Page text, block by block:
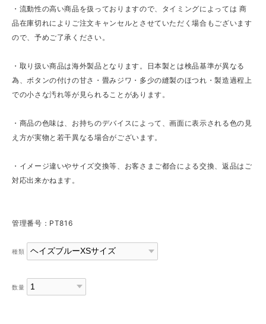
・流動性の高い商品を扱っておりますので、タイミングによっては 商
品在庫切れによりご注文キャンセルとさせていただく場合もございます
ので、予めご了承ください。
・取り扱い商品は海外製品となります。日本製とは検品基準が異なる
為、ボタンの付けの甘さ・畳みジワ・多少の縫製のほつれ・製造過程上
での小さな汚れ等が見られることがあります。
・商品の色味は、お持ちのデバイスによって、画面に表示される色の見
え方が実物と若干異なる場合がございます。
・イメージ違いやサイズ交換等、お客さまご都合による交換、返品はご
対応出来かねます。
管理番号：PT816
種類
数量